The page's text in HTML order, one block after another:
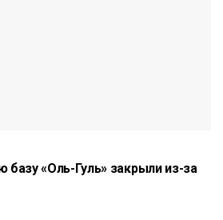
«Оль-Гуль» закрыли из-за